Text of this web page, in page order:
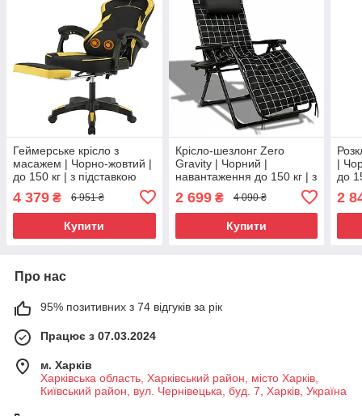
Геймерське крісло з
масажем | Чорно-жовтий |
до 150 кг | з підставкою
для ніг | тканинне | Vector
KO48CZE | для гри та
роботи
4 379 ₴ 6 951 ₴
Купити
Крісло-шезлонг Zero
Gravity | Чорний |
навантаження до 150 кг | з
LEOBRO LB-ZGC-K3-PAT |
для дому, тераси,
2 699₴ 4 090 ₴
Купити
|
до
FB-
2
Про нас
95% позитивних з 74 відгуків за рік
Працює з 07.03.2024
м. Харків
Харківська область, Харківський район, місто Харків,
Київський район, вул. Чернівецька, буд. 7, Харків, Україна